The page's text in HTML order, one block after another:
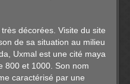
décorées. Visite du site
de sa situation au milieu
Uxmal est une cité maya
800 et 1000. Son nom
caractérisé par une